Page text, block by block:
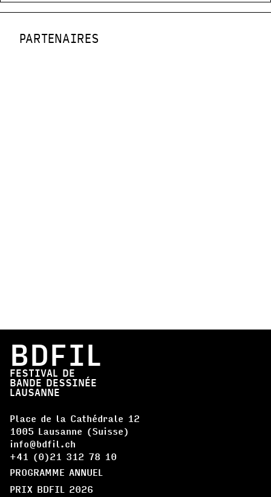
PARTENAIRES
BDFIL
FESTIVAL DE
BANDE DESSINÉE
LAUSANNE
Place de la Cathédrale 12
1005 Lausanne (Suisse)
info@bdfil.ch
+41 (0)21 312 78 10
PROGRAMME ANNUEL
PRIX BDFIL 2026